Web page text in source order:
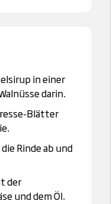
in einer
darin.
Blätter
Rinde ab und
der
und dem Öl.